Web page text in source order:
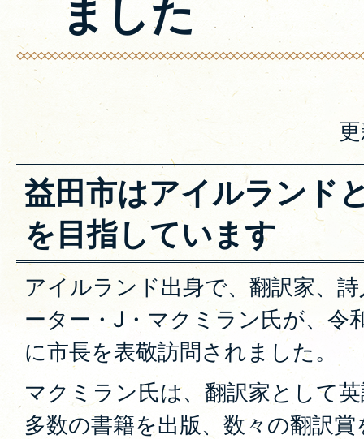
ました
益田市はアイルランド
を目指しています
アイルランド出身で、翻訳家、
ーター・J・マクミラン氏が、令
に市長を表敬訪問されました。
マクミラン氏は、翻訳家として
多数の書籍を出版、数々の翻訳